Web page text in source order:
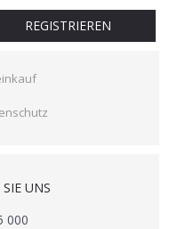
REGISTRIEREN
UNS
000